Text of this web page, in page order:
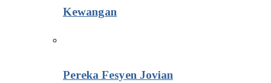
Kewangan
Pereka Fesyen Jovian